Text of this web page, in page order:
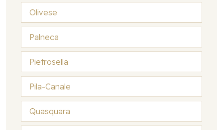
Olivese
Palneca
Pietrosella
Pila-Canale
Quasquara